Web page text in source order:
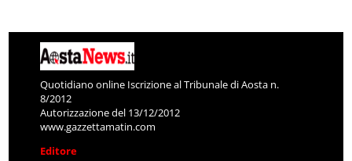
Quotidiano online Iscrizione al Tribunale di Aosta n.
8/2012
Autorizzazione del 13/12/2012
www.gazzettamatin.com
Editore